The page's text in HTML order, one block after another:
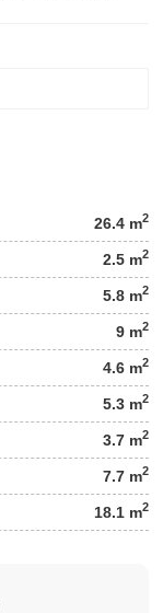
26.4 m2
2.5 m2
5.8 m2
9 m2
4.6 m2
5.3 m2
3.7 m2
7.7 m2
18.1 m2